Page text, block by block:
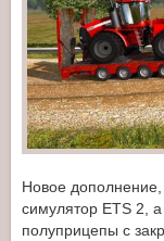
Новое
симулятор ETS 2,
полуприцепы с